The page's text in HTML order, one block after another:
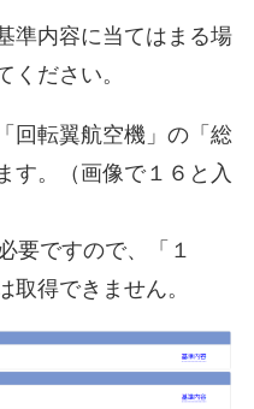
準内容に当てはまる場
ください。
回転翼航空機」の「総
す。（画像で１６と入
要ですので、「１
取得できません。